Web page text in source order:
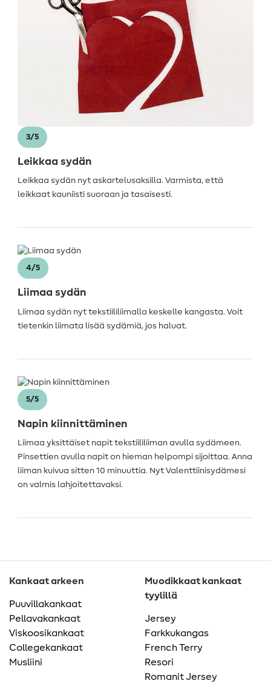
3/5
Leikkaa sydän
Leikkaa sydän nyt askartelusaksilla. Varmista, että
leikkaat kauniisti suoraan ja tasaisesti.
4/5
Liimaa sydän
Liimaa sydän nyt tekstiililiimalla keskelle kangasta. Voit
tietenkin liimata lisää sydämiä, jos haluat.
5/5
Napin kiinnittäminen
Liimaa yksittäiset napit tekstiililiiman avulla sydämeen.
Pinsettien avulla napit on hieman helpompi sijoittaa. Anna
liiman kuivua sitten 10 minuuttia. Nyt Valenttiinisydämesi
on valmis lahjoitettavaksi.
Kankaat arkeen
Puuvillakankaat
Pellavakankaat
Viskoosikankaat
Collegekankaat
Musliini
Muodikkaat kankaat
tyylillä
Jersey
Farkkukangas
French Terry
Resori
Romanit Jersey